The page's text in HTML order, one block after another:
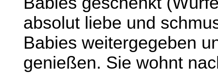
absolut liebe und
Babies weitergegeben
genießen. Sie wohnt